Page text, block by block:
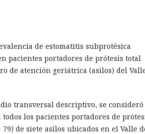
de estomatitis subprotésica
pacientes portadores de prótesis total
de atención geriátrica (asilos) del
transversal descriptivo, se consideró
los pacientes portadores de
de siete asilos ubicados en el Valle